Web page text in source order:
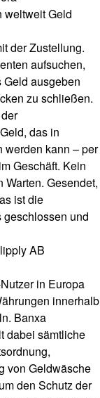
weltweit Geld
der Zustellung.
aufsuchen,
Geld ausgeben
zu schließen.
das in
werden kann – per
Geschäft. Kein
Gesendet,
ist die
und
AB
in Europa
innerhalb
Banxa
dabei sämtliche
von Geldwäsche
den Schutz der